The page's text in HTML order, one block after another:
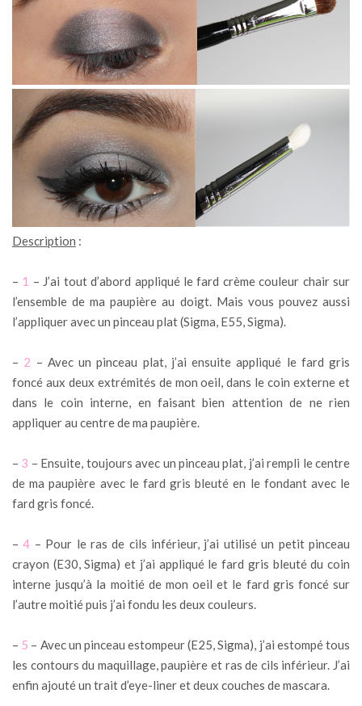
Description :
– 1 – J’ai tout d’abord appliqué le fard crème couleur chair sur
l’ensemble de ma paupière au doigt. Mais vous pouvez aussi
l’appliquer avec un pinceau plat (Sigma, E55, Sigma).
– 2 – Avec un pinceau plat, j’ai ensuite appliqué le fard gris
foncé aux deux extrémités de mon oeil, dans le coin externe et
dans le coin interne, en faisant bien attention de ne rien
appliquer au centre de ma paupière.
– 3 – Ensuite, toujours avec un pinceau plat, j’ai rempli le centre
de ma paupière avec le fard gris bleuté en le fondant avec le
fard gris foncé.
–4 – Pour le ras de cils inférieur, j’ai utilisé un petit pinceau
crayon (E30, Sigma) et j’ai appliqué le fard gris bleuté du coin
interne jusqu’à la moitié de mon oeil et le fard gris foncé sur
l’autre moitié puis j’ai fondu les deux couleurs.
– 5 – Avec un pinceau estompeur (E25, Sigma), j’ai estompé tous
les contours du maquillage, paupière et ras de cils inférieur. J’ai
enfin ajouté un trait d’eye-liner et deux couches de mascara.